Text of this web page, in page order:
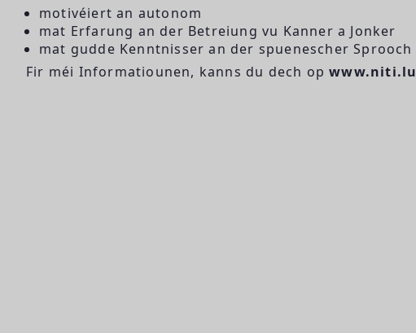
motivéiert an autonom
mat Erfarung an der Betreiung vu Kanner a Jonker
mat gudde Kenntnisser an der spuenescher Sprooch
Fir méi Informatiounen, kanns du dech opwww.niti.lu